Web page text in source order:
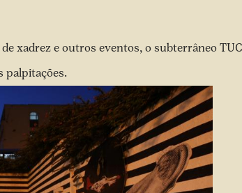
xadrez e outros eventos, o subterrâneo
palpitações.